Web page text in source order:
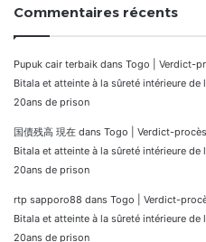
Commentaires récents
Pupuk cair terbaik dans Togo | Verdict-
Bitala et atteinte à la sûreté intérieure de
20ans de prison
国債残高 現在 dans Togo | Verdict-
Bitala et atteinte à la sûreté intérieure de
20ans de prison
rtp sapporo88 dans Togo | Verdict-
Bitala et atteinte à la sûreté intérieure de
20ans de prison